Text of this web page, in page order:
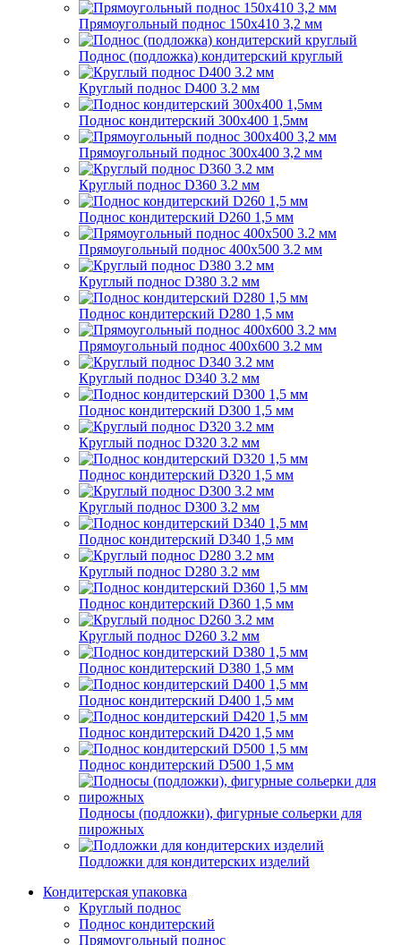
Прямоугольный поднос 150х410 3,2 мм
Поднос (подложка) кондитерский круглый
Круглый поднос D400 3.2 мм
Поднос кондитерский 300х400 1,5мм
Прямоугольный поднос 300х400 3,2 мм
Круглый поднос D360 3.2 мм
Поднос кондитерский D260 1,5 мм
Прямоугольный поднос 400x500 3.2 мм
Круглый поднос D380 3.2 мм
Поднос кондитерский D280 1,5 мм
Прямоугольный поднос 400x600 3.2 мм
Круглый поднос D340 3.2 мм
Поднос кондитерский D300 1,5 мм
Круглый поднос D320 3.2 мм
Поднос кондитерский D320 1,5 мм
Круглый поднос D300 3.2 мм
Поднос кондитерский D340 1,5 мм
Круглый поднос D280 3.2 мм
Поднос кондитерский D360 1,5 мм
Круглый поднос D260 3.2 мм
Поднос кондитерский D380 1,5 мм
Поднос кондитерский D400 1,5 мм
Поднос кондитерский D420 1,5 мм
Поднос кондитерский D500 1,5 мм
Подносы (подложки), фигурные сольерки для
пирожных
Подложки для кондитерских изделий
Кондитерская упаковка
Круглый поднос
Поднос кондитерский
Прямоугольный поднос